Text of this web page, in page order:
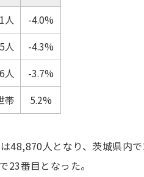
人
-4.0%
人
-4.3%
人
-3.7%
帯 5.2%
48,870人となり、茨城県内で
23番目となった。